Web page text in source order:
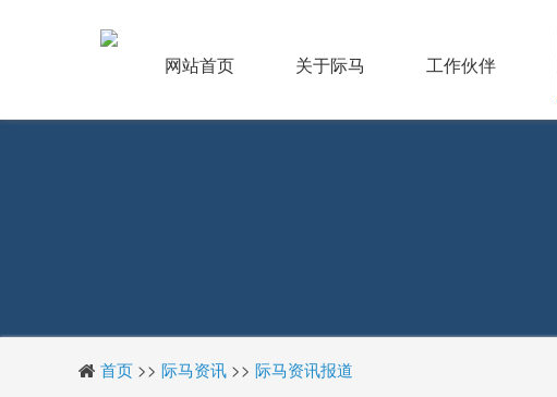
网站首页 关于际马 工作伙伴
首页 >> 际马资讯 >> 际马资讯报道